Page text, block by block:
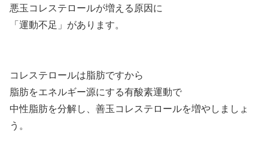
悪玉コレステロールが増える原因に
「運動不足」があります。
コレステロールは脂肪ですから
脂肪をエネルギー源にする有酸素運動で
中性脂肪を分解し、善玉コレステロールを増やしましょ
う。